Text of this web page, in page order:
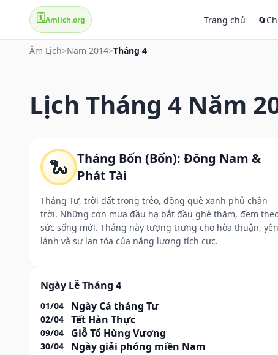
🗓️Amlich.org Trang chủ 🔄
Âm Lịch>Năm 2014>Tháng 4
Lịch Tháng 4 Năm
🐍 Tháng Bốn (Bốn): Đông Nam &
Phát Tài
Tháng Tư, trời đất trong trẻo, đồng quê xanh phủ chân
trời. Những cơn mưa đầu hạ bắt đầu ghé thăm, đem
sức sống mới. Tháng này tượng trưng cho hòa thuận, yên
lành và sự lan tỏa của năng lượng tích cực.
Ngày Lễ Tháng 4
01/04 Ngày Cá tháng Tư
02/04 Tết Hàn Thực
09/04 Giỗ Tổ Hùng Vương
30/04 Ngày giải phóng miền Nam